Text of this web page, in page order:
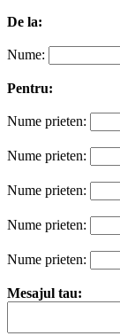
De la:
Nume:
Pentru:
Nume prieten:
Nume prieten:
Nume prieten:
Nume prieten:
Nume prieten:
Mesajul tau: